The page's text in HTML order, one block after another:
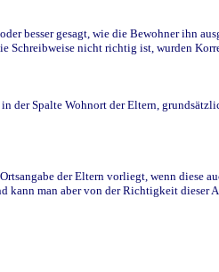
besser gesagt, wie die Bewohner ihn
Schreibweise nicht richtig ist, wurden
Spalte Wohnort der Eltern,
der Eltern vorliegt, wenn diese
man aber von der Richtigkeit dieser